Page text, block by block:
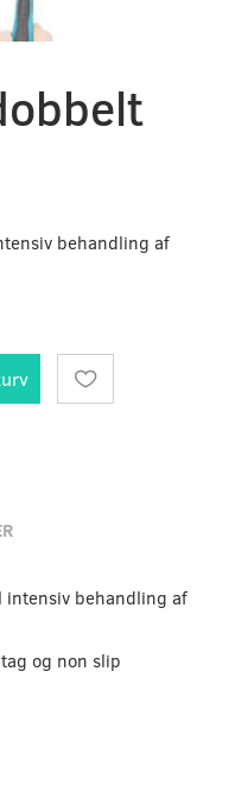
behandling af
behandling af
og non slip